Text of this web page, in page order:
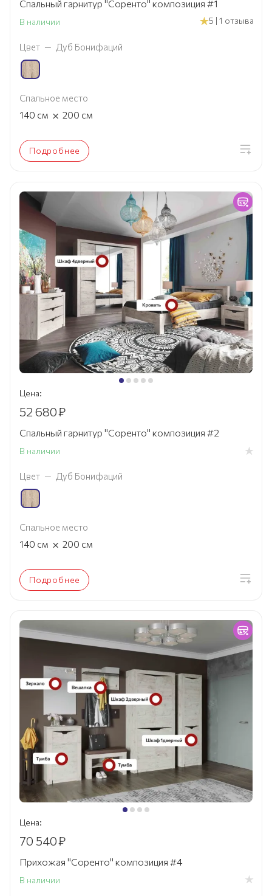
Спальный гарнитур "Соренто" композиция #1
В наличии 5 | 1 отзыва
Цвет — Дуб Бонифаций
Спальное место
140 см × 200 см
Подробнее
Цена:
52 680₽
Спальный гарнитур "Соренто" композиция #2
В наличии
Цвет — Дуб Бонифаций
Спальное место
140 см × 200 см
Подробнее
Цена:
70 540₽
Прихожая "Соренто" композиция #4
В наличии